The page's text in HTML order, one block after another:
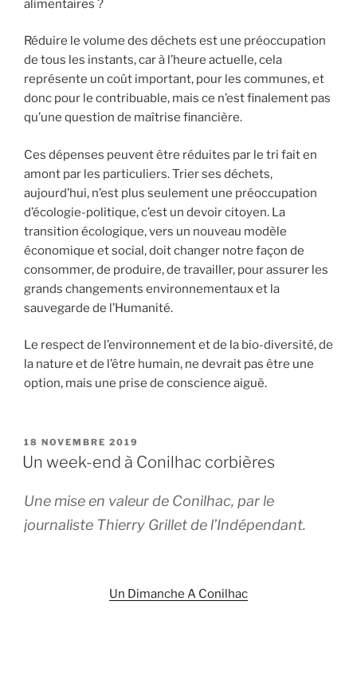
alimentaires ?
Réduire le volume des déchets est une préoccupation
de tous les instants, car à l’heure actuelle, cela
représente un coût important, pour les communes, et
donc pour le contribuable, mais ce n’est finalement pas
qu’une question de maîtrise financière.
Ces dépenses peuvent être réduites par le tri fait en
amont par les particuliers. Trier ses déchets,
aujourd’hui, n’est plus seulement une préoccupation
d’écologie-politique, c’est un devoir citoyen. La
transition écologique, vers un nouveau modèle
économique et social, doit changer notre façon de
consommer, de produire, de travailler, pour assurer les
grands changements environnementaux et la
sauvegarde de l’Humanité.
Le respect de l’environnement et de la bio-diversité, de
la nature et de l’être humain, ne devrait pas être une
option, mais une prise de conscience aiguë.
PUBLIÉ
LE
18 NOVEMBRE 2019
Un week-end à Conilhac corbières
Une mise en valeur de Conilhac, par le
journaliste Thierry Grillet de l’Indépendant.
Un Dimanche A Conilhac